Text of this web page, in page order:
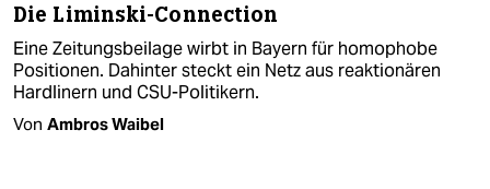
Die Liminski-Connection
Eine Zeitungsbeilage wirbt in Bayern für homophobe
Positionen. Dahinter steckt ein Netz aus reaktionären
Hardlinern und CSU-Politikern.
Von Ambros Waibel